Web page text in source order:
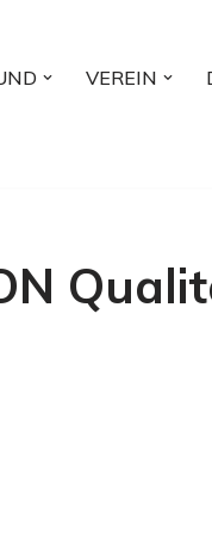
VEREIN